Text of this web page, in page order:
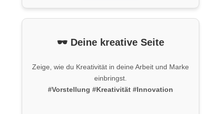
🕶 Deine kreative Seite
Zeige, wie du Kreativität in deine Arbeit und Marke
einbringst.
#Vorstellung #Kreativität #Innovation